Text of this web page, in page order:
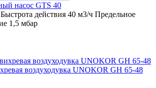
насос GTS 40
Быстрота действия 40 м3/ч Предельное
1,5 мбар
воздуходувка UNOKOR GH 65-48